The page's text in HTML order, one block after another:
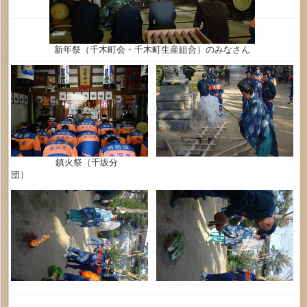
新年祭（千木町会・千木町生産組合）のみなさん
鎮火祭（千坂分
団）